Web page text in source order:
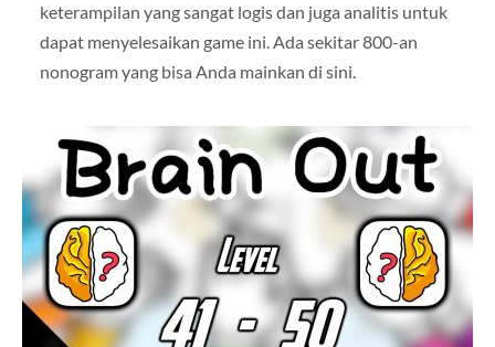
keterampilan yang sangat logis dan juga analitis untuk
dapat menyelesaikan game ini. Ada sekitar 800-an
nonogram yang bisa Anda mainkan di sini.